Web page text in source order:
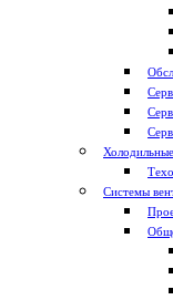
Системы